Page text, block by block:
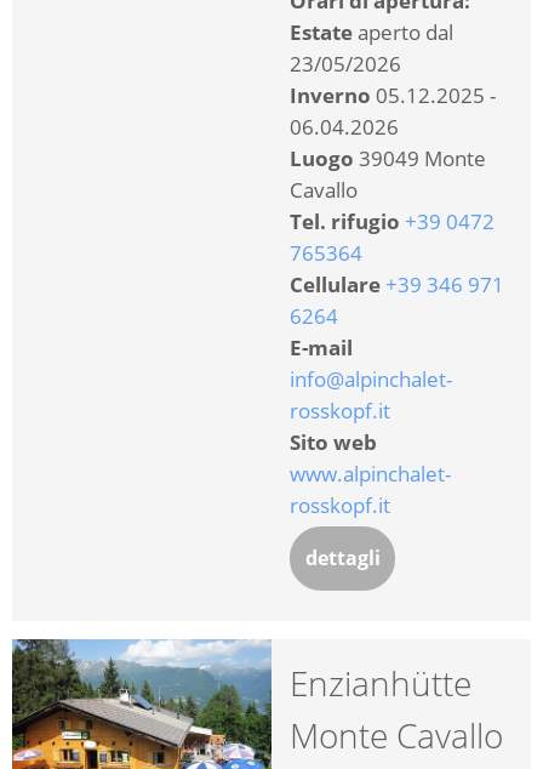
Estateaperto dal
23/05/2026
Inverno 05.12.2025 -
06.04.2026
Luogo 39049 Monte
Cavallo
Tel. rifugio +39 0472
765364
Cellulare +39 346 971
6264
E-mail
info@alpinchalet-
rosskopf.it
Sito web
www.alpinchalet-
rosskopf.it
dettagli
Enzianhütte
Monte Cavallo